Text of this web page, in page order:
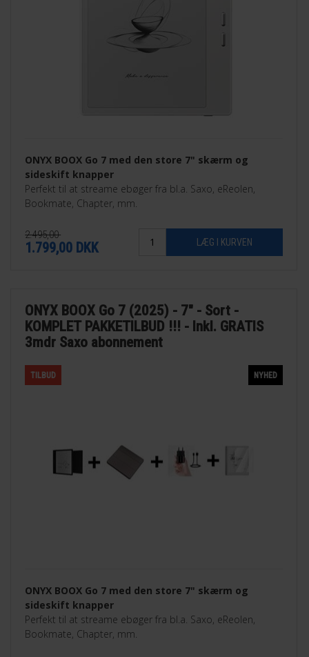
ONYX BOOX Go 7 med den store 7" skærm og
sideskift knapper
Perfekt til at streame ebøger fra bl.a. Saxo, eReolen,
Bookmate, Chapter, mm.
2.495,00
1.799,00 DKK
ONYX BOOX Go 7 (2025) - 7" - Sort -
KOMPLET PAKKETILBUD !!! - Inkl. GRATIS
3mdr Saxo abonnement
TILBUD NYHED
ONYX BOOX Go 7 med den store 7" skærm og
sideskift knapper
Perfekt til at streame ebøger fra bl.a. Saxo, eReolen,
Bookmate, Chapter, mm.